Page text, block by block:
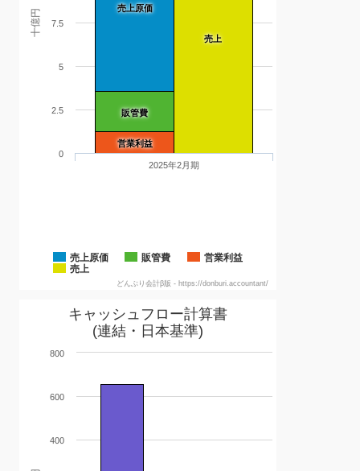
十億円 売上原価
販管費
営業利益
売上
売上原価 販管費
営業利益
売上
2025年2月期
0
2.5
5
7.5
どんぶり会計β版 - https://donburi.accountant/
キャッシュフロー計算書
(連結・日本基準)
400
600
800